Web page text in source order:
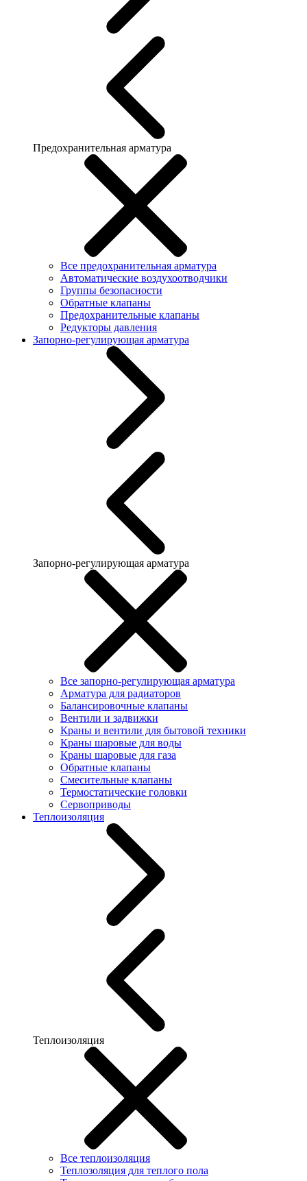
Предохранительная арматура
Все предохранительная арматура
Автоматические воздухоотводчики
Группы безопасности
Обратные клапаны
Предохранительные клапаны
Редукторы давления
Запорно-регулирующая арматура
Запорно-регулирующая арматура
Все запорно-регулирующая арматура
Арматура для радиаторов
Балансировочные клапаны
Вентили и задвижки
Краны и вентили для бытовой техники
Краны шаровые для воды
Краны шаровые для газа
Обратные клапаны
Смесительные клапаны
Термостатические головки
Сервоприводы
Теплоизоляция
Теплоизоляция
Все теплоизоляция
Теплозоляция для теплого пола